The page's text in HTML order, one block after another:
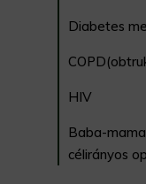
Diabetes
HIV
Baba-
célirányos